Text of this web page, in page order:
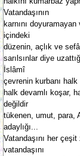
Vatandaşının
karnını
içindeki
düzenin, açlık ve
sarılsınlar diye
İslâmî
çevrenin kurbanı
halk devamlı koşar,
değildir
tükenen, umut, para,
adaylığı...
Vatandaşını her
vatandaşını